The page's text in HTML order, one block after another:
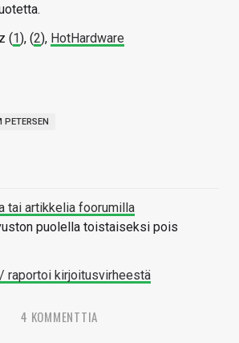
(1), (2), HotHardware
PETERSEN
tai artikkelia foorumilla
puolella toistaiseksi pois
raportoi kirjoitusvirheestä
4 KOMMENTTIA